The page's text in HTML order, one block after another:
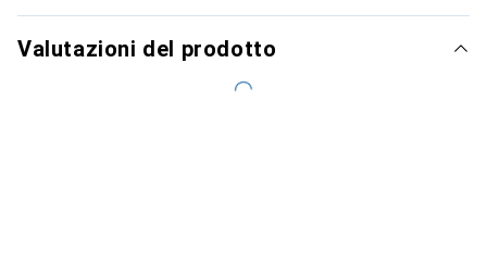
Valutazioni del prodotto